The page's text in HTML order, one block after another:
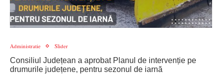
Administratie Slider
Consiliul Județean a aprobat Planul de intervenție pe
drumurile județene, pentru sezonul de iarnă